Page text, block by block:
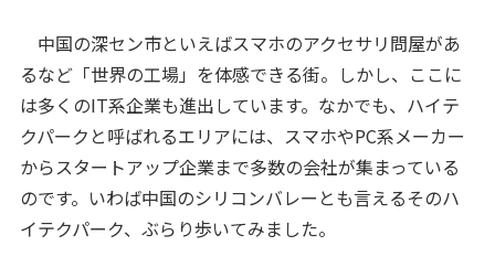
中国の深セン市といえばスマホのアクセサリ問屋があ
るなど「世界の工場」を体感できる街。しかし、ここに
は多くのIT系企業も進出しています。なかでも、ハイテ
クパークと呼ばれるエリアには、スマホやPC系メーカー
からスタートアップ企業まで多数の会社が集まっている
のです。いわば中国のシリコンバレーとも言えるそのハ
イテクパーク、ぶらり歩いてみました。